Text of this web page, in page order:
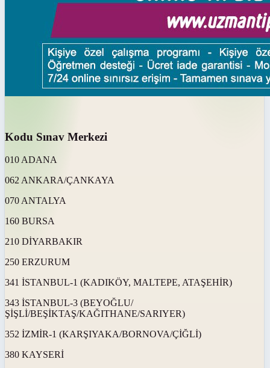
Kodu Sınav Merkezi
010 ADANA
062 ANKARA/ÇANKAYA
070 ANTALYA
160 BURSA
210 DİYARBAKIR
250 ERZURUM
341 İSTANBUL-1 (KADIKÖY, MALTEPE, ATAŞEHİR)
343 İSTANBUL-3 (BEYOĞLU/
ŞİŞLİ/BEŞİKTAŞ/KAĞITHANE/SARIYER)
352 İZMİR-1 (KARŞIYAKA/BORNOVA/ÇİĞLİ)
380 KAYSERİ